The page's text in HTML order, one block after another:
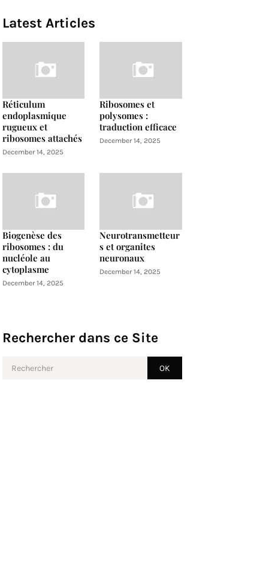
Latest Articles
Réticulum
endoplasmique
rugueux et
ribosomes attachés
December 14, 2025
Ribosomes et
polysomes :
traduction efficace
December 14, 2025
Biogenèse des
ribosomes : du
nucléole au
cytoplasme
December 14, 2025
Neurotransmetteur
s et organites
neuronaux
December 14, 2025
Rechercher dans ce Site